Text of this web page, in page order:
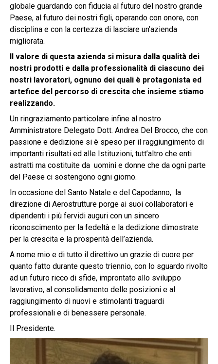
globale guardando con fiducia al futuro del nostro grande
Paese, al futuro dei nostri figli, operando con onore, con
disciplina e con la certezza di lasciare un’azienda
migliorata.
Il valore di questa azienda si misura dalla qualità dei
nostri prodotti e dalla professionalità di ciascuno dei
nostri lavoratori, ognuno dei quali è protagonista ed
artefice del percorso di crescita che insieme stiamo
realizzando.
Un ringraziamento particolare infine al nostro
Amministratore Delegato Dott. Andrea Del Brocco, che con
passione e dedizione si è speso per il raggiungimento di
importanti risultati ed alle Istituzioni, tutt’altro che enti
astratti ma costituite da uomini e donne che da ogni parte
del Paese ci sostengono ogni giorno.
In occasione del Santo Natale e del Capodanno, la
direzione di Aerostrutture porge ai suoi collaboratori e
dipendenti i più fervidi auguri con un sincero
riconoscimento per la fedeltà e la dedizione dimostrate
per la crescita e la prosperità dell’azienda.
A nome mio e di tutto il direttivo un grazie di cuore per
quanto fatto durante questo triennio, con lo sguardo rivolto
ad un futuro ricco di sfide, improntato allo sviluppo
lavorativo, al consolidamento delle posizioni e al
raggiungimento di nuovi e stimolanti traguardi
professionali e di benessere personale.
Il Presidente.